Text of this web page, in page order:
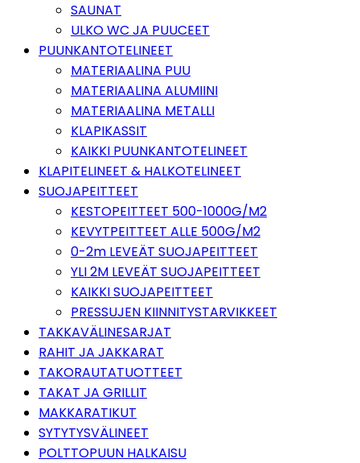
SAUNAT
ULKO WC JA PUUCEET
PUUNKANTOTELINEET
MATERIAALINA PUU
MATERIAALINA ALUMIINI
MATERIAALINA METALLI
KLAPIKASSIT
KAIKKI PUUNKANTOTELINEET
KLAPITELINEET & HALKOTELINEET
SUOJAPEITTEET
KESTOPEITTEET 500-1000G/M2
KEVYTPEITTEET ALLE 500G/M2
0-2m LEVEÄT SUOJAPEITTEET
YLI 2M LEVEÄT SUOJAPEITTEET
KAIKKI SUOJAPEITTEET
PRESSUJEN KIINNITYSTARVIKKEET
TAKKAVÄLINESARJAT
RAHIT JA JAKKARAT
TAKORAUTATUOTTEET
TAKAT JA GRILLIT
MAKKARATIKUT
SYTYTYSVÄLINEET
POLTTOPUUN HALKAISU